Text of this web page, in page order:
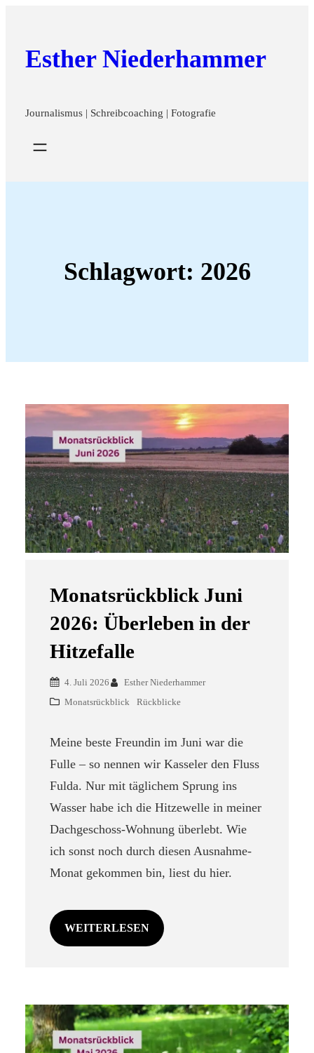
springen
Esther Niederhammer
Journalismus | Schreibcoaching | Fotografie
Schlagwort: 2026
Monatsrückblick Juni
2026: Überleben in der
Hitzefalle
4. Juli 2026
Esther Niederhammer
Monatsrückblick
Rückblicke
Meine beste Freundin im Juni war die
Fulle – so nennen wir Kasseler den Fluss
Fulda. Nur mit täglichem Sprung ins
Wasser habe ich die Hitzewelle in meiner
Dachgeschoss-Wohnung überlebt. Wie
ich sonst noch durch diesen Ausnahme-
Monat gekommen bin, liest du hier.
WEITERLESEN